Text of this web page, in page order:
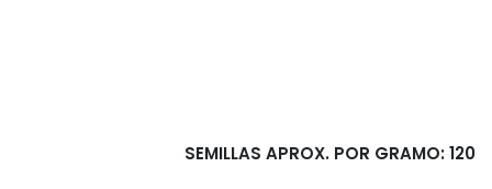
SEMILLAS APROX. POR GRAMO: 120